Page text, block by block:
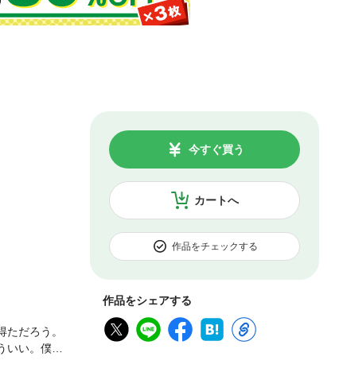
カートへ
今すぐ買う
作品をチェックする
作品をシェアする
だろう。
い。僕ら